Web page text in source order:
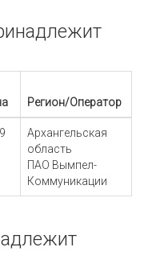
Регион/Оператор
Архангельская
область
ПАО Вымпел-
Коммуникации